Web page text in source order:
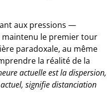
aux pressions —
le premier tour
paradoxale, au même
la réalité de la
actuelle est la dispersion,
signifie distanciation